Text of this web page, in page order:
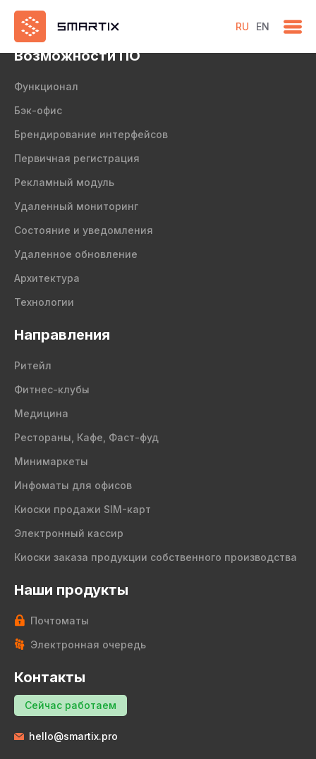
RU EN
test
Возможности ПО
Функционал
Бэк-офис
Брендирование интерфейсов
Первичная регистрация
Рекламный модуль
Удаленный мониторинг
Состояние и уведомления
Удаленное обновление
Архитектура
Технологии
Направления
Ритейл
Фитнес-клубы
Медицина
Рестораны, Кафе, Фаст-фуд
Минимаркеты
Инфоматы для офисов
Киоски продажи SIM-карт
Электронный кассир
Киоски заказа продукции собственного производства
Наши продукты
Почтоматы
Электронная очередь
Контакты
Сейчас работаем
hello@smartix.pro